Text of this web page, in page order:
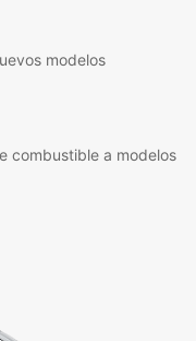
modelos
combustible a modelos